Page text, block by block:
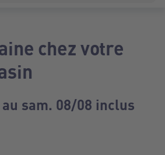
chez votre
sam. 08/08 inclus